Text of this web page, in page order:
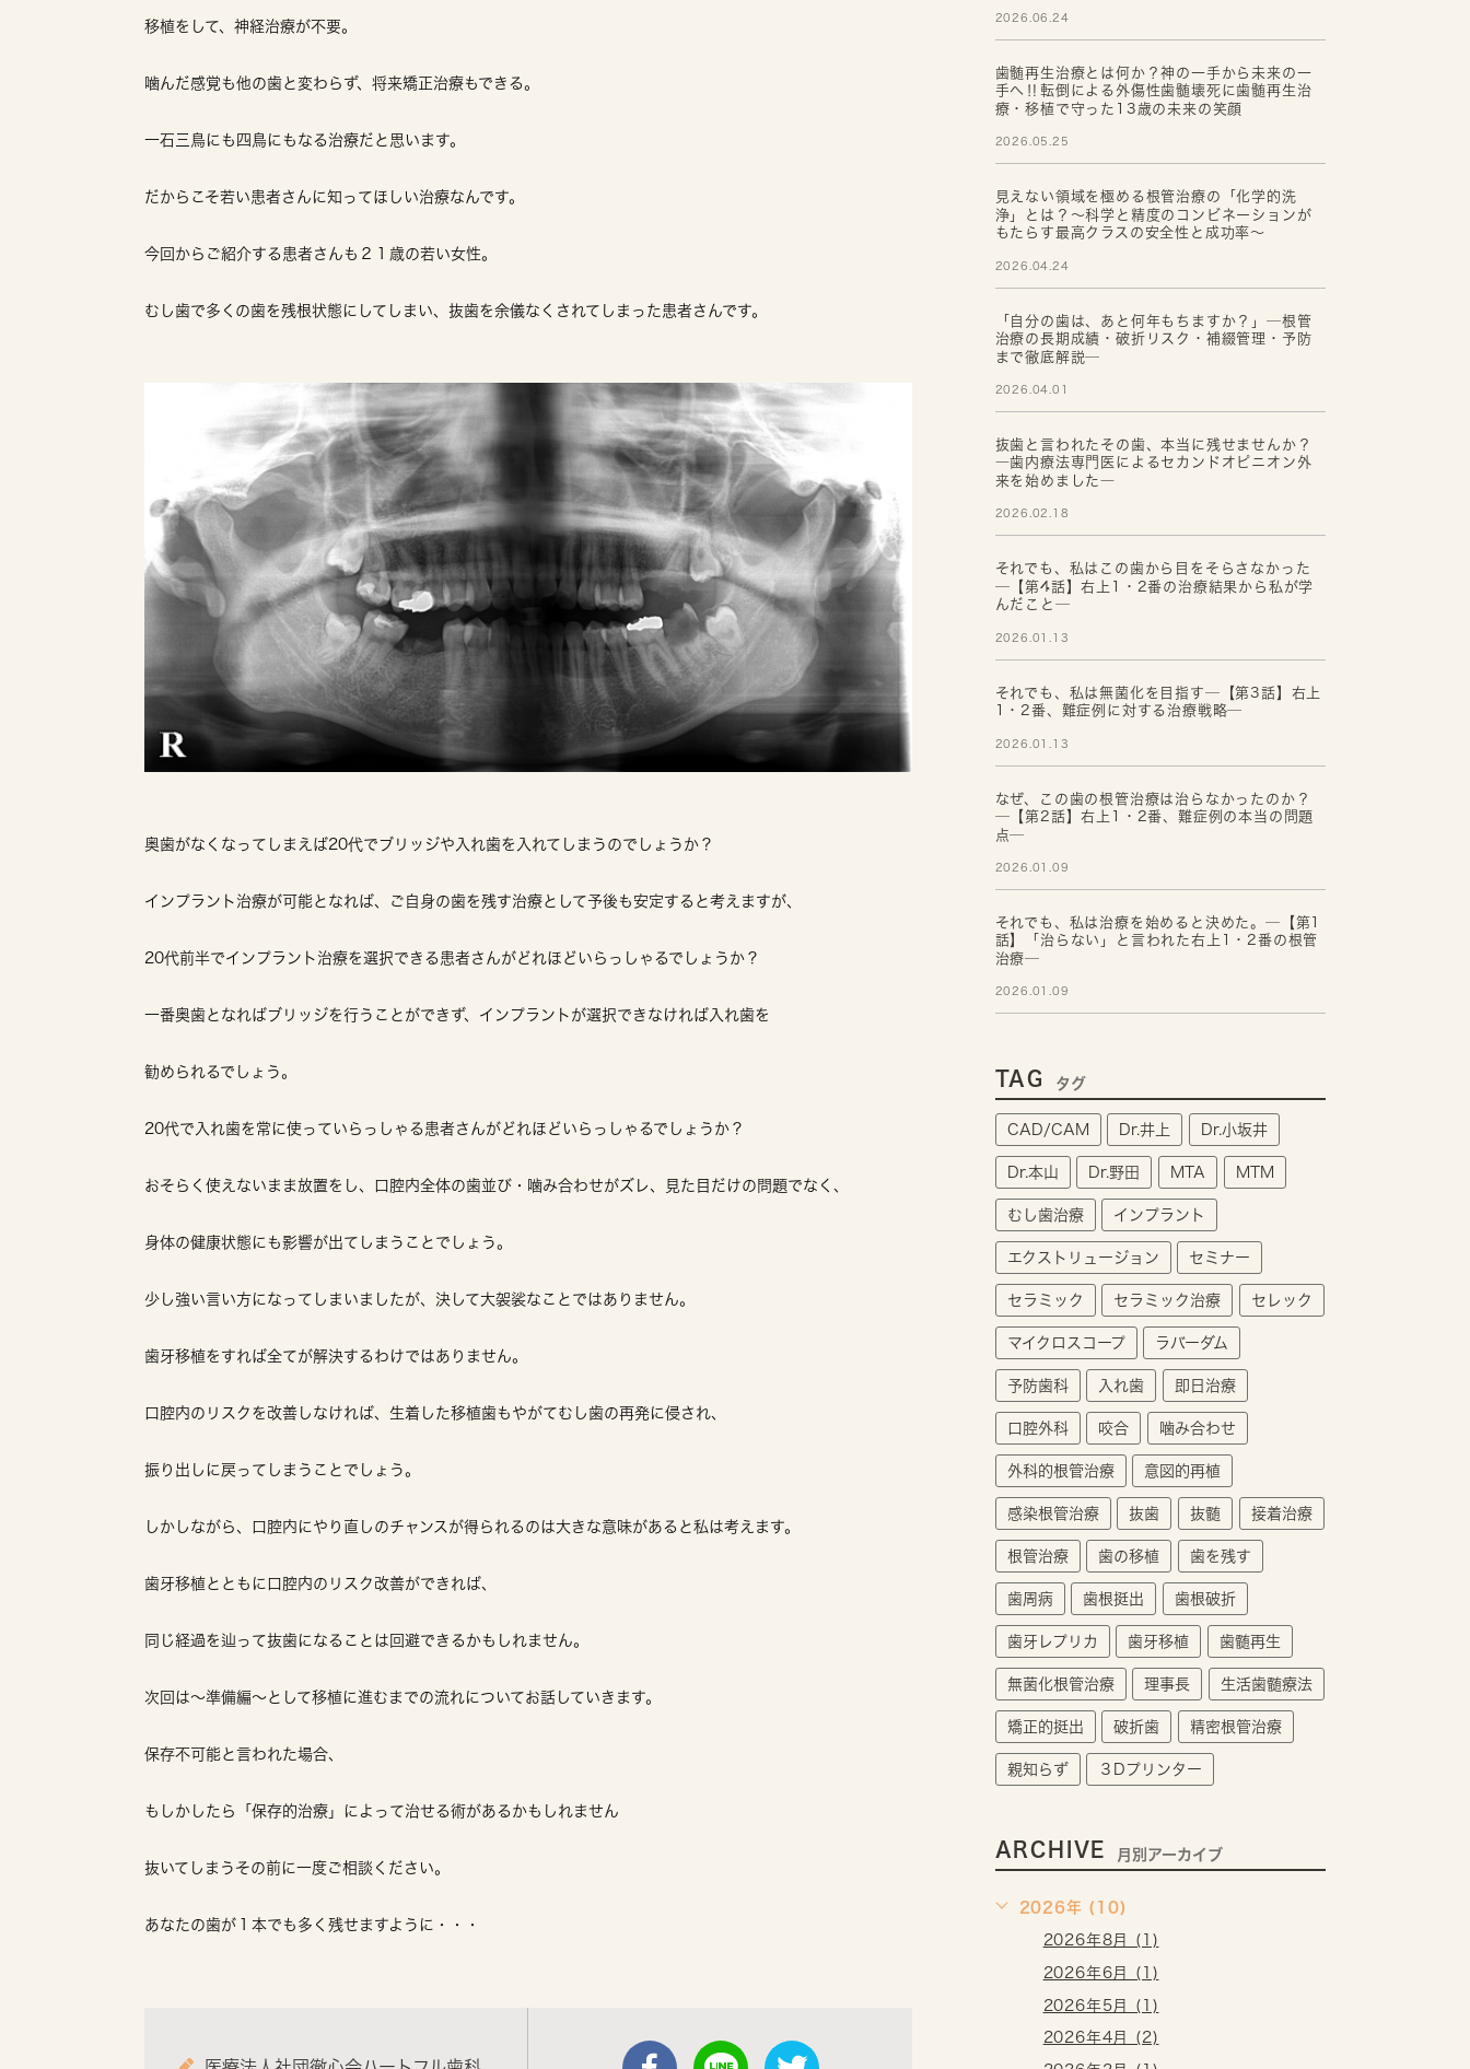
移植をして、神経治療が不要。
噛んだ感覚も他の歯と変わらず、将来矯正治療もできる。
一石三鳥にも四鳥にもなる治療だと思います。
だからこそ若い患者さんに知ってほしい治療なんです。
今回からご紹介する患者さんも２１歳の若い女性。
むし歯で多くの歯を残根状態にしてしまい、抜歯を余儀なくされてしまった患者さんです。
奥歯がなくなってしまえば20代でブリッジや入れ歯を入れてしまうのでしょうか？
インプラント治療が可能となれば、ご自身の歯を残す治療として予後も安定すると考えますが、
20代前半でインプラント治療を選択できる患者さんがどれほどいらっしゃるでしょうか？
一番奥歯となればブリッジを行うことができず、インプラントが選択できなければ入れ歯を
勧められるでしょう。
20代で入れ歯を常に使っていらっしゃる患者さんがどれほどいらっしゃるでしょうか？
おそらく使えないまま放置をし、口腔内全体の歯並び・噛み合わせがズレ、見た目だけの問題でなく、
身体の健康状態にも影響が出てしまうことでしょう。
少し強い言い方になってしまいましたが、決して大袈裟なことではありません。
歯牙移植をすれば全てが解決するわけではありません。
口腔内のリスクを改善しなければ、生着した移植歯もやがてむし歯の再発に侵され、
振り出しに戻ってしまうことでしょう。
しかしながら、口腔内にやり直しのチャンスが得られるのは大きな意味があると私は考えます。
歯牙移植とともに口腔内のリスク改善ができれば、
同じ経過を辿って抜歯になることは回避できるかもしれません。
次回は〜準備編〜として移植に進むまでの流れについてお話していきます。
保存不可能と言われた場合、
もしかしたら「保存的治療」によって治せる術があるかもしれません
抜いてしまうその前に一度ご相談ください。
あなたの歯が１本でも多く残せますように・・・
2026.06.24
歯髄再生治療とは何か？神の一手から未来の一
手へ‼転倒による外傷性歯髄壊死に歯髄再生治
療・移植で守った13歳の未来の笑顔
2026.05.25
見えない領域を極める根管治療の「化学的洗
浄」とは？～科学と精度のコンビネーションが
もたらす最高クラスの安全性と成功率～
2026.04.24
「自分の歯は、あと何年もちますか？」─根管
治療の長期成績・破折リスク・補綴管理・予防
まで徹底解説─
2026.04.01
抜歯と言われたその歯、本当に残せませんか？
―歯内療法専門医によるセカンドオピニオン外
来を始めました―
2026.02.18
それでも、私はこの歯から目をそらさなかった
─【第4話】右上1・2番の治療結果から私が学
んだこと─
2026.01.13
それでも、私は無菌化を目指す─【第3話】右上
1・2番、難症例に対する治療戦略─
2026.01.13
なぜ、この歯の根管治療は治らなかったのか？
─【第2話】右上1・2番、難症例の本当の問題
点─
2026.01.09
それでも、私は治療を始めると決めた。─【第1
話】「治らない」と言われた右上1・2番の根管
治療─
2026.01.09
TAG タグ
CAD/CAM Dr.井上 Dr.小坂井
Dr.本山 Dr.野田 MTA MTM
むし歯治療 インプラント
エクストリュージョン セミナー
セラミック セラミック治療 セレック
マイクロスコープ ラバーダム
予防歯科 入れ歯 即日治療
口腔外科 咬合 噛み合わせ
外科的根管治療 意図的再植
感染根管治療 抜歯 抜髄 接着治療
根管治療 歯の移植 歯を残す
歯周病 歯根挺出 歯根破折
歯牙レプリカ 歯牙移植 歯髄再生
無菌化根管治療 理事長 生活歯髄療法
矯正的挺出 破折歯 精密根管治療
親知らず ３Dプリンター
ARCHIVE 月別アーカイブ
2026年 (10)
2026年8月 (1)
2026年6月 (1)
2026年5月 (1)
2026年4月 (2)